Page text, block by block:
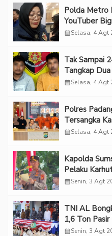
Polda Metro
YouTuber
Eksploitasi
calendar_monthSelasa, 4 Agt
Tak Sampai
Tangkap
calendar_monthSelasa, 4 Agt
Polres
Tersangka
Penganiayaan
calendar_monthSelasa, 4 Agt
Kapolda
Pelaku
calendar_monthSenin, 3 Agt
TNI AL
1,6 Ton
calendar_monthSenin, 3 Agt